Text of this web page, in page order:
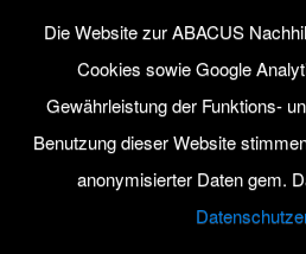
Mobil
All content Copyright
Die Website zur ABACUS
Cookies sowie Google
Gewährleistung der Funktions-
Benutzung dieser Website
anonymisierter Daten gem.